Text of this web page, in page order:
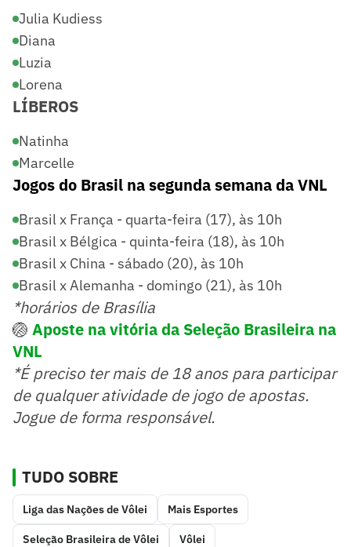
Julia Kudiess
Diana
Luzia
Lorena
LÍBEROS
Natinha
Marcelle
Jogos do Brasil na segunda semana da VNL
Brasil x França - quarta-feira (17), às 10h
Brasil x Bélgica - quinta-feira (18), às 10h
Brasil x China - sábado (20), às 10h
Brasil x Alemanha - domingo (21), às 10h
*horários de Brasília
🏐 Aposte na vitória da Seleção Brasileira na
VNL
*É preciso ter mais de 18 anos para participar
de qualquer atividade de jogo de apostas.
Jogue de forma responsável.
TUDO SOBRE
Liga das Nações de Vôlei Mais Esportes
Seleção Brasileira de Vôlei Vôlei